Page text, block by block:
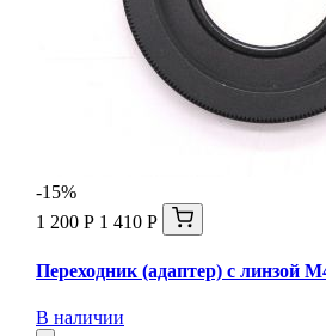
-15%
1 200 Р 1 410 Р
Переходник (адаптер) с линзой
В наличии